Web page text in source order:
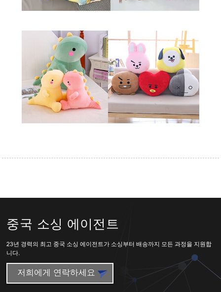
중국 소싱 에이전트
23년 경력의 최고 중국 소싱 에이전트가 소싱부터 배송까지 모든 과정을 지원합
니다.
저희에게 연락하세요